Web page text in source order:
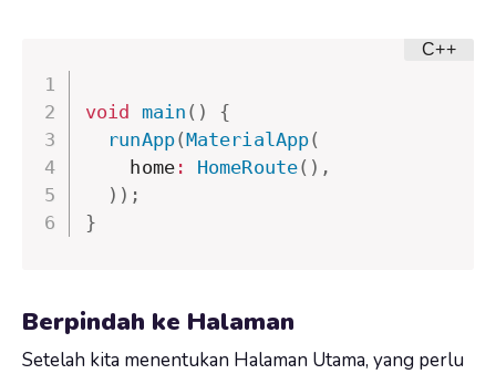
void main ( )
{
runApp(MaterialApp(
    home
: HomeRoute( ) ,
) ) ;
}
Berpindah ke Halaman
Setelah kita menentukan Halaman Utama, yang perlu